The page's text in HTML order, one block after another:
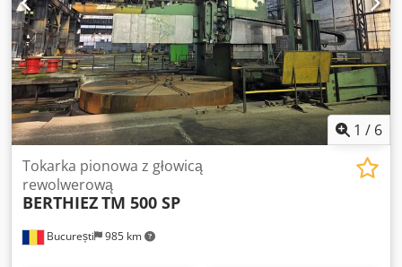
1 / 6
București 985 km
Tokarka pionowa z głowicą
rewolwerową
BERTHIEZTM 500 SP